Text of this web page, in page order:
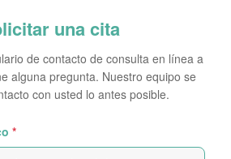
una cita
de contacto de consulta en línea a
alguna pregunta. Nuestro equipo se
con usted lo antes posible.
*